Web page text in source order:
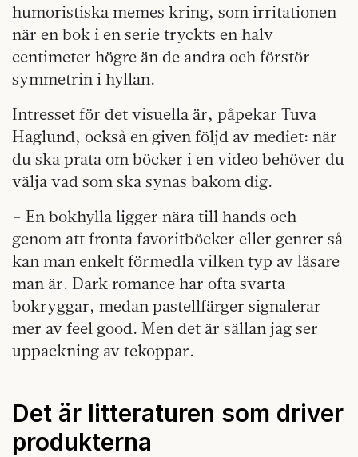
humoristiska memes kring, som irritationen
när en bok i en serie tryckts en halv
centimeter högre än de andra och förstör
symmetrin i hyllan.
Intresset för det visuella är, påpekar Tuva
Haglund, också en given följd av mediet: när
du ska prata om böcker i en video behöver du
välja vad som ska synas bakom dig.
– En bokhylla ligger nära till hands och
genom att fronta favoritböcker eller genrer så
kan man enkelt förmedla vilken typ av läsare
man är. Dark romance har ofta svarta
bokryggar, medan pastellfärger signalerar
mer av feel good. Men det är sällan jag ser
uppackning av tekoppar.
Det är litteraturen som driver
produkterna